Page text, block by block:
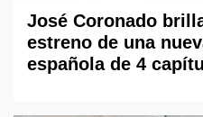
José Coronado
estreno de una
española de 4